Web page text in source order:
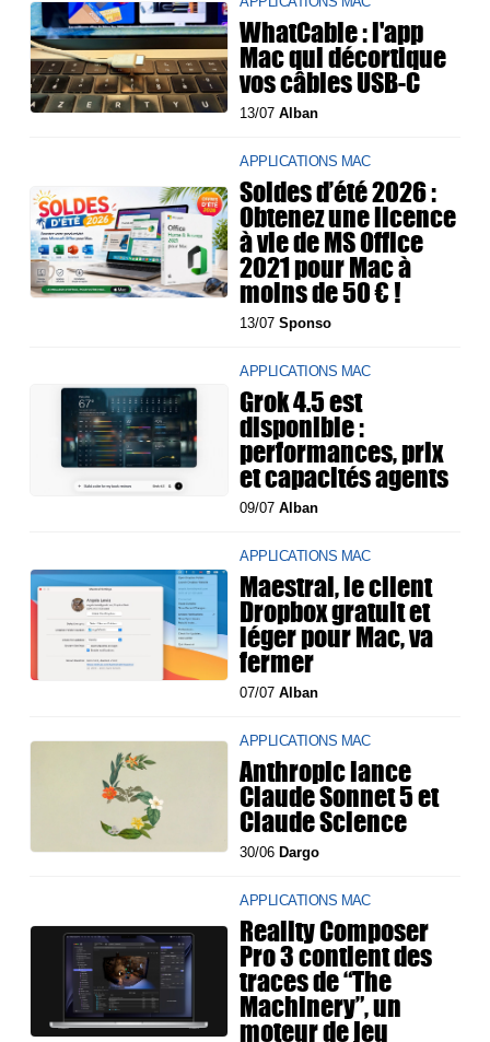
WhatCable : l'app
Mac qui décortique
vos câbles USB-C
13/07Alban
APPLICATIONS MAC
Soldes d’été 2026 :
Obtenez une licence
à vie de MS Office
2021 pour Mac à
moins de 50 € !
13/07Sponso
APPLICATIONS MAC
Grok 4.5 est
disponible :
performances, prix
et capacités agents
09/07Alban
APPLICATIONS MAC
Maestral, le client
Dropbox gratuit et
léger pour Mac, va
fermer
07/07Alban
APPLICATIONS MAC
Anthropic lance
Claude Sonnet 5 et
Claude Science
30/06 Dargo
APPLICATIONS MAC
Reality Composer
Pro 3 contient des
traces de “The
Machinery”, un
moteur de jeu